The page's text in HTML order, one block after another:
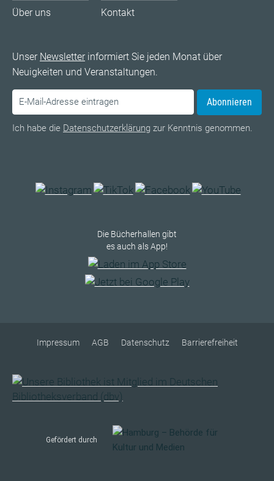
Über uns Kontakt
Unser Newsletterinformiert Sie jeden Monat über
Neuigkeiten und Veranstaltungen.
Abonnieren
Ich habe die Datenschutzerklärung zur Kenntnis genommen.
Die Bücherhallen gibt
es auch als App!
Impressum AGB Datenschutz Barrierefreiheit
Gefördert durch